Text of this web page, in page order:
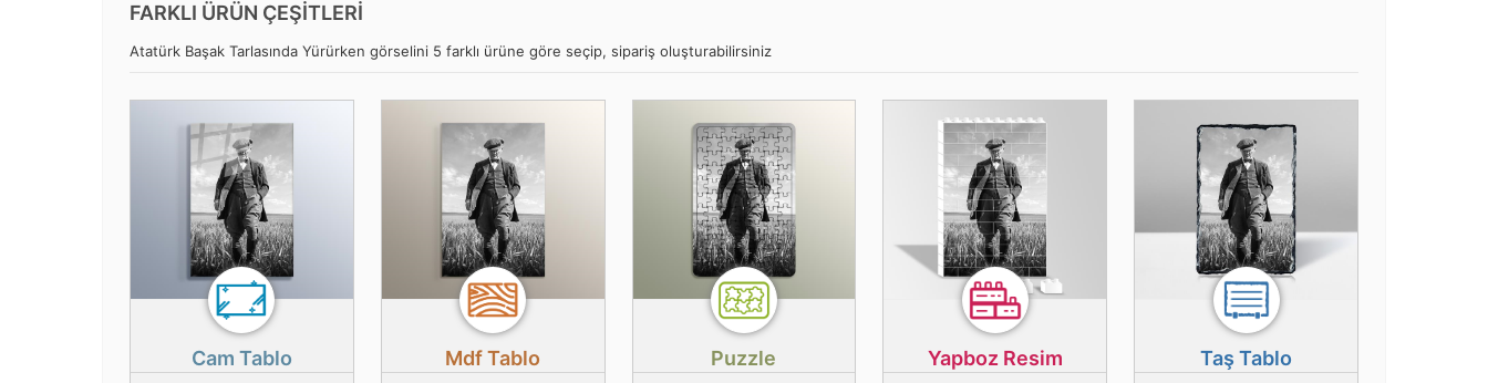
FARKLI ÜRÜN ÇEŞİTLERİ
Atatürk Başak Tarlasında Yürürken görselini 5 farklı ürüne göre seçip, sipariş oluşturabilirsiniz
Cam Tablo Mdf Tablo Puzzle Yapboz Resim Taş Tablo